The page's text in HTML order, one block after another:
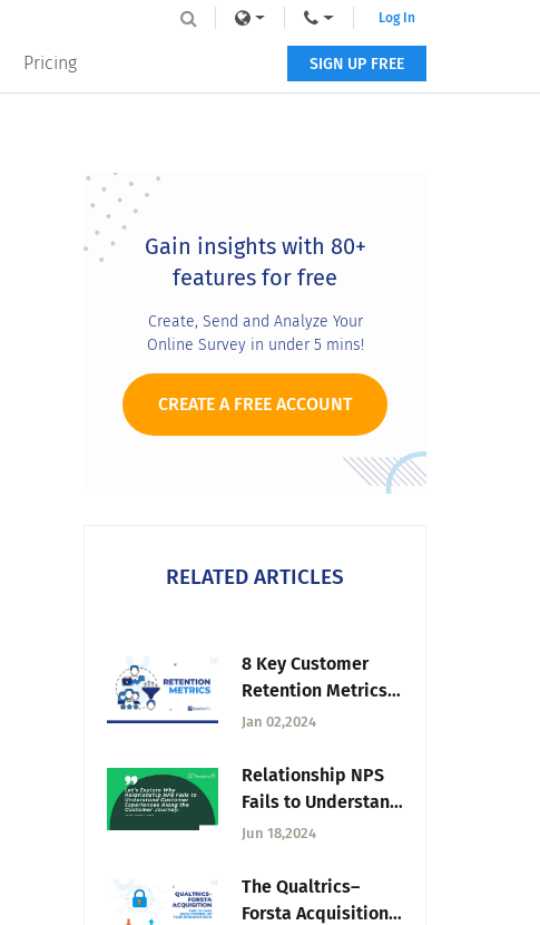
Pricing
Log In
SIGN UP FREE
Primary
SidebarGain insights with 80+
features for free
Create, Send and Analyze Your
Online Survey in under 5 mins!
CREATE A FREE ACCOUNT
RELATED ARTICLES
8 Key Customer
Retention Metrics
to Track in 2026
Jan 02,2024
Relationship NPS
Fails to Understand
Customer
Tuesday CX
Jun 18,2024
The Qualtrics–
Forsta Acquisition: